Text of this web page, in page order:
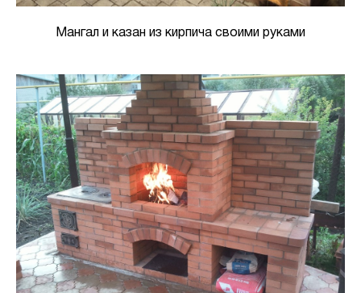
Мангал и казан из кирпича своими руками